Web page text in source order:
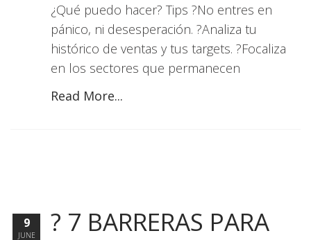
¿Qué puedo hacer? Tips ?No entres en
pánico, ni desesperación. ?Analiza tu
histórico de ventas y tus targets. ?Focaliza
en los sectores que permanecen
Read More...
? 7 BARRERAS PARA
9
JUNE